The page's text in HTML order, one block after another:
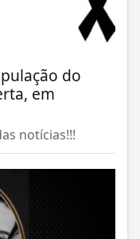
do
em
notícias!!!